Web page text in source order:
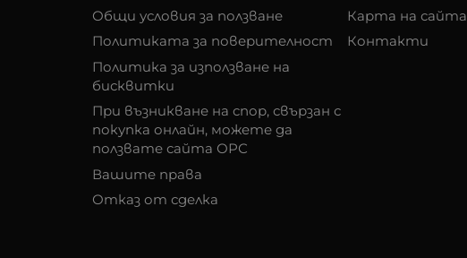
Общи условия за ползване
Политиката за поверителност
Политика за използване на
бисквитки
При възникване на спор, свързан с
покупка онлайн, можете да
ползвате сайта ОРС
Вашите права
Отказ от сделка
Карта на сайта
Контакти